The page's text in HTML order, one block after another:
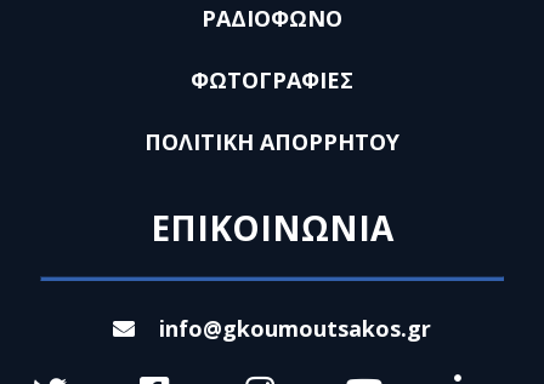
ΡΑΔΙΟΦΩΝΟ
ΦΩΤΟΓΡΑΦΙΕΣ
ΠΟΛΙΤΙΚΗ ΑΠΟΡΡΗΤΟΥ
ΕΠΙΚΟΙΝΩΝΙΑ
info@gkoumoutsakos.gr